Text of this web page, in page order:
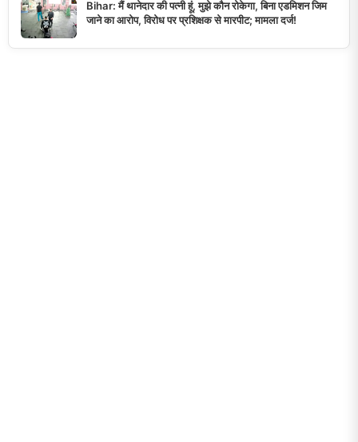
Bihar: मैं थानेदार की पत्नी हूं, मुझे कौन रोकेगा, बिना एडमिशन जिम
जाने का आरोप, विरोध पर प्रशिक्षक से मारपीट; मामला दर्ज!